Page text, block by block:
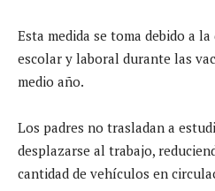
Esta medida se toma debido a
escolar y laboral durante las
medio año.
Los padres no trasladan a
desplazarse al trabajo,
cantidad de vehículos en